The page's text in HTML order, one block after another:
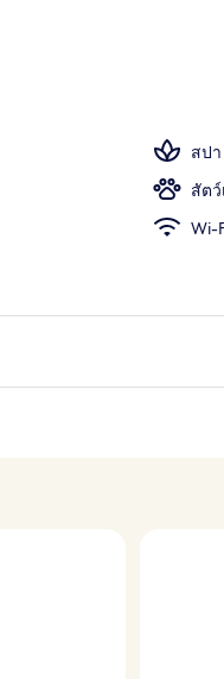
สปา
สัตว์
Wi-